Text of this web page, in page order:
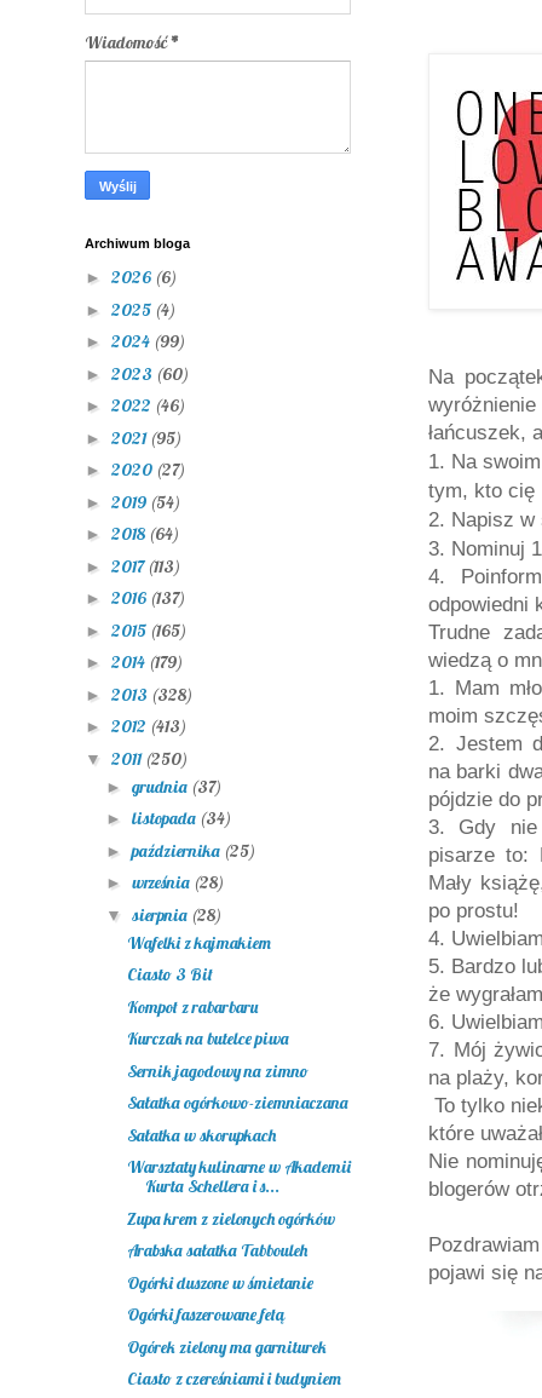
Na
łańcuszek,
1. Na
tym, kto cię
2. Napisz w
3. Nominuj
4.
odpowiedni
Trudne
wiedzą o
1. Mam
moim
2. Jestem
na barki
pójdzie do
3. Gdy nie
pisarze to:
Mały
po prostu!
4.
5. Bardzo
że
6.
7. Mój
na plaży,
To tylko
które
Nie
blogerów
pojawi się
Wiadomość*
Archiwum bloga
► 2026 (6)
► 2025 (4)
► 2024 (99)
► 2023 (60)
► 2022 (46)
► 2021 (95)
► 2020 (27)
► 2019 (54)
► 2018 (64)
► 2017(113)
► 2016 (137)
► 2015 (165)
► 2014 (179)
► 2013 (328)
► 2012 (413)
▼ 2011 (250)
► grudnia (37)
► listopada (34)
►października (25)
► września (28)
▼ sierpnia (28)
Wafelki z kajmakiem
Ciasto 3 Bit
Kompot z rabarbaru
Kurczak na butelce piwa
Sernik jagodowy na zimno
Sałatka ogórkowo-ziemniaczana
Sałatka w skorupkach
Warsztaty kulinarne w Akademii
Kurta Schellera i s...
Zupa krem z zielonych ogórków
Arabska sałatka Tabbouleh
Ogórki duszone w śmietanie
Ogórki faszerowane fetą
Ogórek zielony ma garniturek
Ciasto z czereśniami i budyniem